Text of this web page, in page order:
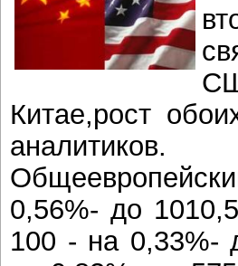
Китае,рост
аналитиков.
0,56%- до
100 - на 0,33%-